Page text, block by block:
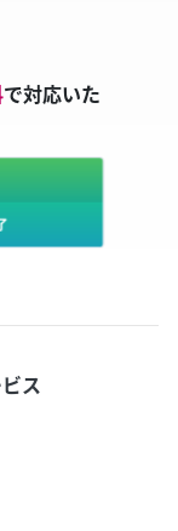
で対応いた
ス